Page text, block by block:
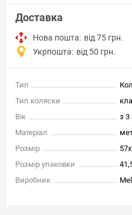
Доставка
Нова пошта: від 75 грн.
Укрпошта: від 50 грн.
Тип
Тип коляски
Вік
з 3
Матеріал
Розмір
Розмір упаковки
Виробник